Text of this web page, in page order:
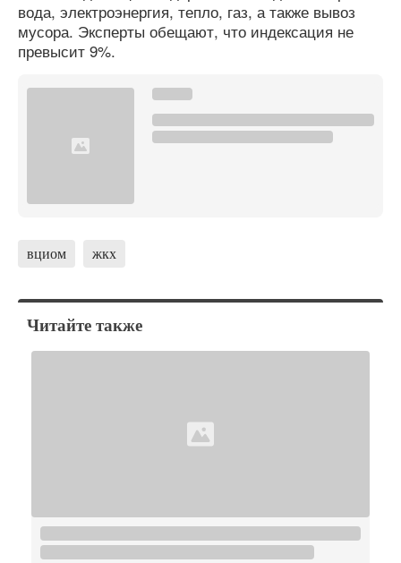
вода, электроэнергия, тепло, газ, а также вывоз
мусора. Эксперты обещают, что индексация не
превысит 9%.
вциом жкх
Читайте также